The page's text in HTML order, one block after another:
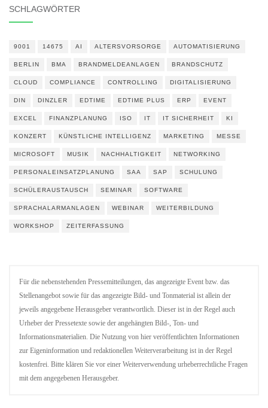
SCHLAGWÖRTER
9001 14675 AI ALTERSVORSORGE AUTOMATISIERUNG
BERLIN BMA BRANDMELDEANLAGEN BRANDSCHUTZ
CLOUD COMPLIANCE CONTROLLING DIGITALISIERUNG
DIN DINZLER EDTIME EDTIME PLUS ERP EVENT
EXCEL FINANZPLANUNG ISO IT IT SICHERHEIT KI
KONZERT KÜNSTLICHE INTELLIGENZ MARKETING MESSE
MICROSOFT MUSIK NACHHALTIGKEIT NETWORKING
PERSONALEINSATZPLANUNG SAA SAP SCHULUNG
SCHÜLERAUSTAUSCH SEMINAR SOFTWARE
SPRACHALARMANLAGEN WEBINAR WEITERBILDUNG
WORKSHOP ZEITERFASSUNG
Für die nebenstehenden Pressemitteilungen, das angezeigte Event bzw. das
Stellenangebot sowie für das angezeigte Bild- und Tonmaterial ist allein der
jeweils angegebene Herausgeber verantwortlich. Dieser ist in der Regel auch
Urheber der Pressetexte sowie der angehängten Bild-, Ton- und
Informationsmaterialien. Die Nutzung von hier veröffentlichten Informationen
zur Eigeninformation und redaktionellen Weiterverarbeitung ist in der Regel
kostenfrei. Bitte klären Sie vor einer Weiterverwendung urheberrechtliche Fragen
mit dem angegebenen Herausgeber.